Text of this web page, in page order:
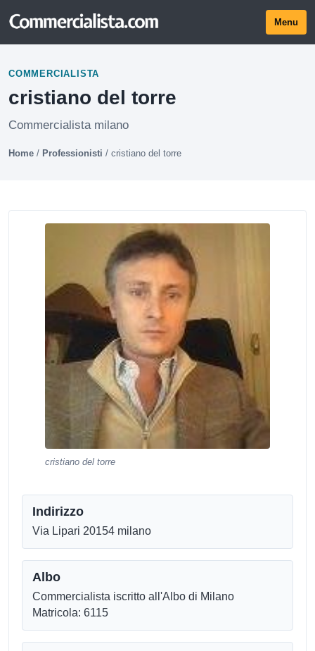
Menu
COMMERCIALISTA
cristiano del torre
Commercialista milano
Home / Professionisti / cristiano del torre
cristiano del torre
Indirizzo
Via Lipari 20154 milano
Albo
Commercialista iscritto all'Albo di Milano
Matricola: 6115